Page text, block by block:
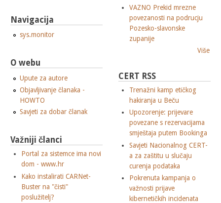
Navigacija
sys.monitor
O webu
Upute za autore
Objavljivanje članaka -
HOWTO
Savjeti za dobar članak
Važniji članci
Portal za sistemce ima novi
dom - www.hr
Kako instalirati CARNet-
Buster na "čisti"
poslužitelj?
VAZNO Prekid mrezne
povezanosti na podrucju
Pozesko-slavonske
zupanije
Više
CERT RSS
Trenažni kamp etičkog
hakiranja u Beču
Upozorenje: prijevare
povezane s rezervacijama
smještaja putem Bookinga
Savjeti Nacionalnog CERT-
a za zaštitu u slučaju
curenja podataka
Pokrenuta kampanja o
važnosti prijave
kibernetičkih incidenata